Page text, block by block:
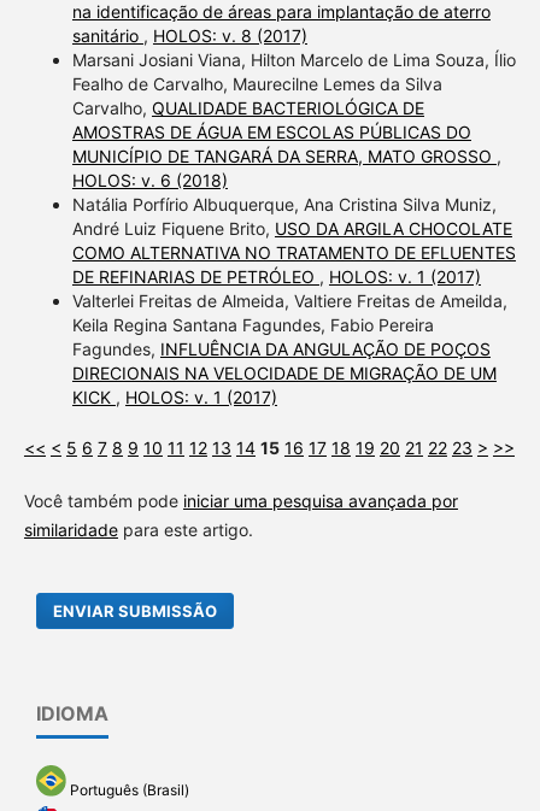
na identificação de áreas para implantação de aterro
sanitário , HOLOS: v. 8 (2017)
Marsani Josiani Viana, Hilton Marcelo de Lima Souza, Ílio
Fealho de Carvalho, Maurecilne Lemes da Silva
Carvalho, QUALIDADE BACTERIOLÓGICA DE
AMOSTRAS DE ÁGUA EM ESCOLAS PÚBLICAS DO
MUNICÍPIO DE TANGARÁ DA SERRA, MATO GROSSO ,
HOLOS: v. 6 (2018)
Natália Porfírio Albuquerque, Ana Cristina Silva Muniz,
André Luiz Fiquene Brito, USO DA ARGILA CHOCOLATE
COMO ALTERNATIVA NO TRATAMENTO DE EFLUENTES
DE REFINARIAS DE PETRÓLEO , HOLOS: v. 1 (2017)
Valterlei Freitas de Almeida, Valtiere Freitas de Ameilda,
Keila Regina Santana Fagundes, Fabio Pereira
Fagundes, INFLUÊNCIA DA ANGULAÇÃO DE POÇOS
DIRECIONAIS NA VELOCIDADE DE MIGRAÇÃO DE UM
KICK , HOLOS: v. 1 (2017)
<< < 5 6 7 8 9 10 11 12 13 14 15 16 17 18 19 20 21 22 23 > >>
Você também pode iniciar uma pesquisa avançada por
similaridadepara este artigo.
ENVIAR SUBMISSÃO
IDIOMA
Português (Brasil)